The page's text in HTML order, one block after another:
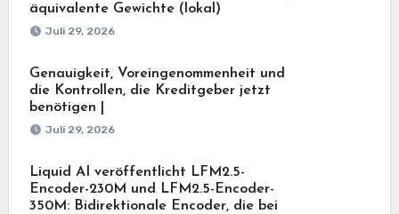
äquivalente Gewichte (lokal)
Juli 29, 2026
Genauigkeit, Voreingenommenheit und
die Kontrollen, die Kreditgeber jetzt
benötigen |
Juli 29, 2026
Liquid AI veröffentlicht LFM2.5-
Encoder-230M und LFM2.5-Encoder-
350M: Bidirektionale Encoder, die bei